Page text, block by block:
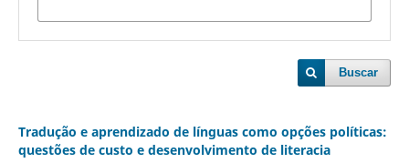
Buscar
Tradução e aprendizado de línguas como opções políticas:
questões de custo e desenvolvimento de literacia